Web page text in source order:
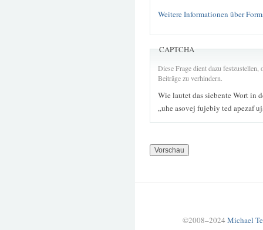
Weitere Informationen über
CAPTCHA
Diese Frage dient dazu
Beiträge zu verhindern.
Wie lautet das siebente Wort in
„uhe asovej fujebiy ted apezaf
©2008–2024 Michael